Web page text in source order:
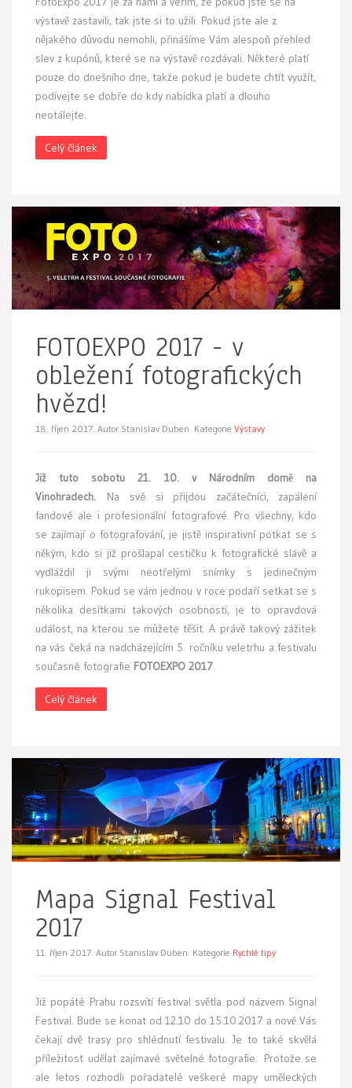
výstavě zastavili, tak jste si to užili. Pokud jste ale z
nějakého důvodu nemohli, přinášíme Vám alespoň přehled
slev z kupónů, které se na výstavě rozdávali. Některé platí
pouze do dnešního dne, takže pokud je budete chtít využít,
podívejte se dobře do kdy nabídka platí a dlouho
neotálejte.
Celý článek
FOTOEXPO 2017 - v
obležení fotografických
hvězd!
18. říjen 2017. Autor Stanislav Duben. Kategorie Výstavy
Již tuto sobotu 21. 10. v Národním domě na
Vinohradech. Na své si přijdou začátečníci, zapálení
fandové ale i profesionální fotografové. Pro všechny, kdo
se zajímají o fotografování, je jistě inspirativní potkat se s
někým, kdo si již prošlapal cestičku k fotografické slávě a
vydláždil ji svými neotřelými snímky s jedinečným
rukopisem. Pokud se vám jednou v roce podaří setkat se s
několika desítkami takových osobností, je to opravdová
událost, na kterou se můžete těšit. A právě takový zážitek
na vás čeká na nadcházejícím 5. ročníku veletrhu a festivalu
současné fotografie FOTOEXPO 2017.
Celý článek
Mapa Signal Festival
2017
11. říjen 2017. Autor Stanislav Duben. Kategorie Rychlé tipy
Již popáté Prahu rozsvítí festival světla pod názvem Signal
Festival. Bude se konat od 12.10 do 15.10.2017 a nově Vás
čekají dvě trasy pro shlédnutí festivalu. Je to také skvělá
příležitost udělat zajímavé světelné fotografie. Protože se
ale letos rozhodli pořadatelé veškeré mapy uměleckých